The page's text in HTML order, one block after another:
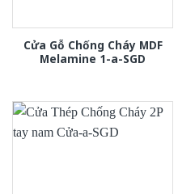
Cửa Gỗ Chống Cháy MDF
Melamine 1-a-SGD